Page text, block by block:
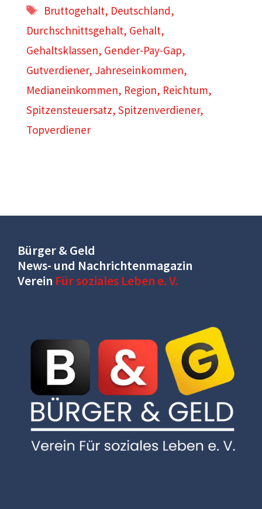
Schlagwörter
Bruttogehalt, Deutschland,
Durchschnittsgehalt, Gehalt,
Gehaltsklassen, Gender-Pay-Gap,
Gutverdiener, Jahreseinkommen,
Medianeinkommen, Region, Reichtum,
Spitzensteuersatz, Spitzenverdiener,
Topverdiener
Bürger & Geld
News- und Nachrichtenmagazin
Verein Für soziales Leben e. V.